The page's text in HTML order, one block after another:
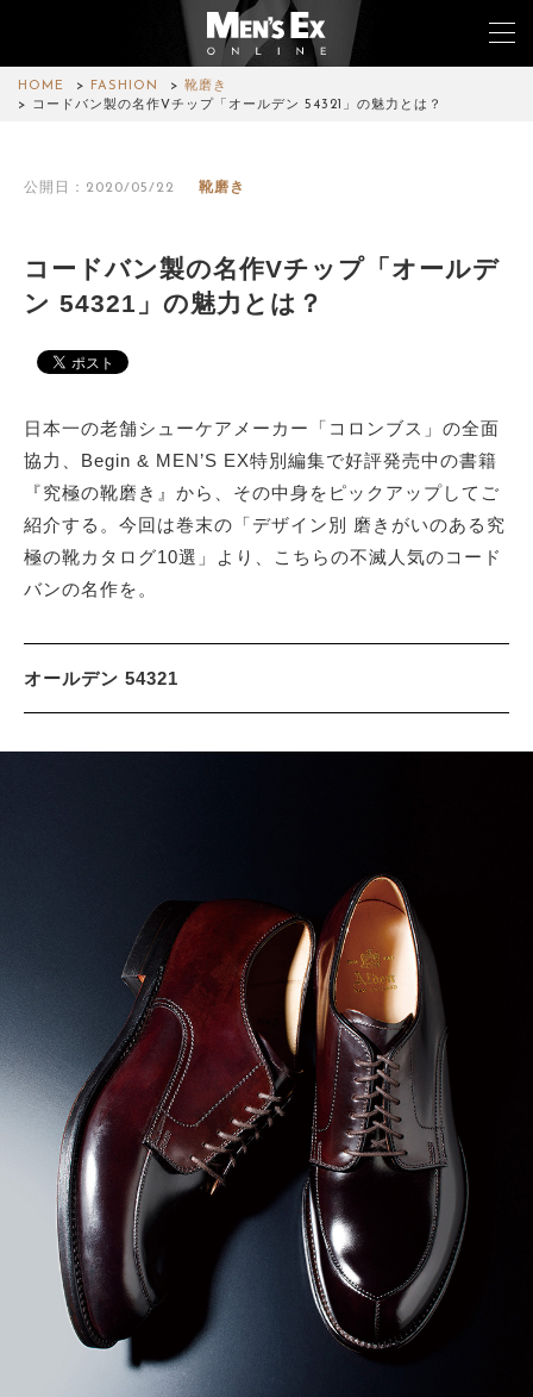
HOME FASHION
靴磨き
コードバン製の名作Vチップ「オールデン 54321」の魅力とは？
公開日：2020/05/22 靴磨き
コードバン製の名作Vチップ「オールデ
ン 54321」の魅力とは？
日本一の老舗シューケアメーカー「コロンブス」の全面
協力、Begin & MEN’S EX特別編集で好評発売中の書籍
『究極の靴磨き』から、その中身をピックアップしてご
紹介する。今回は巻末の「デザイン別 磨きがいのある究
極の靴カタログ10選」より、こちらの不滅人気のコード
バンの名作を。
オールデン 54321
WATCH
CAR&BIKE
LIFESTYLE
COLUMN
MAGAZINE
ABOUT SITE